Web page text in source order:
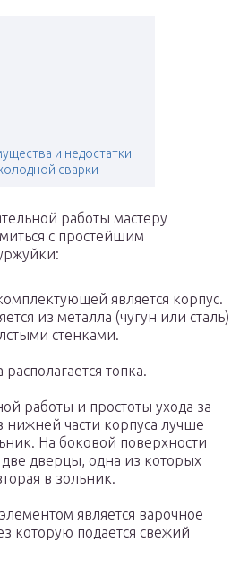
и недостатки
сварки
работы мастеру
с простейшим
является корпус.
из металла (чугун или сталь)
стенками.
топка.
работы и простоты ухода за
нижней части корпуса лучше
На боковой поверхности
две дверцы, одна из которых
в зольник.
является варочное
которую подается свежий